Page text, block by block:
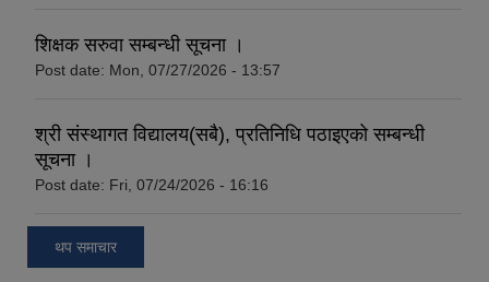
शिक्षक सरुवा सम्बन्धी सूचना ।
Post date: Mon, 07/27/2026 - 13:57
श्री संस्थागत विद्यालय(सबै), प्रतिनिधि पठाइएको सम्बन्धी
सूचना ।
Post date: Fri, 07/24/2026 - 16:16
थप समाचार